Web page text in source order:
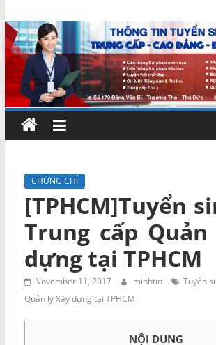
to
content
Chứng
chỉ
ngắn
hạn
–
MIENNAM
Education
Đào
tạo
CHỨNG CHỈ
[TPHCM]Tuyển
Trung cấp
dựng tại TPHCM
November 11, 2017 minhtin
Tuyển
Quản lý Xây dựng tại TPHCM
NỘI DUNG